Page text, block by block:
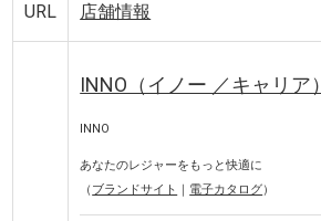
URL 店舗情報
INNO（イノー ／キャリア）
INNO
あなたのレジャーをもっと快適に
（ ブランドサイト 電子カタログ）